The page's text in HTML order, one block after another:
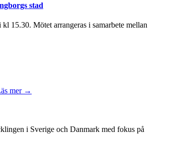
stad
15.30. Mötet arrangeras i samarbete mellan
mer →
i Sverige och Danmark med fokus på